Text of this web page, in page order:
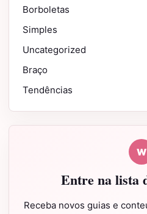
Borboletas
Simples
Uncategorized
Braço
Tendências
W
Entre na lista
Receba novos guias e